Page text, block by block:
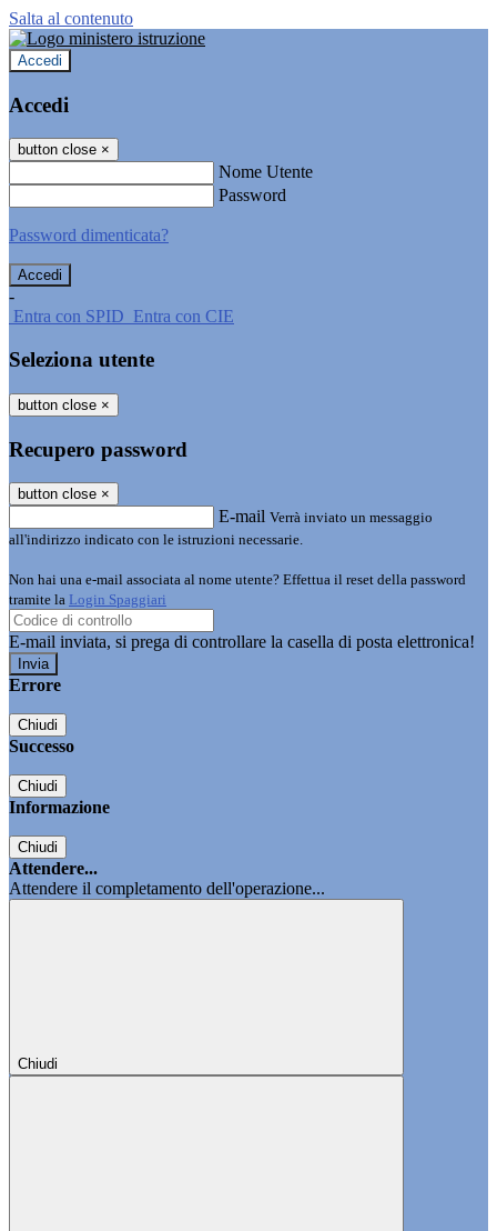
Salta al contenuto
Accedi
Accedi
button close ×
Nome Utente
Password
Password dimenticata?
-
Entra con SPID Entra con CIE
Seleziona utente
button close ×
Recupero password
button close ×
E-mail Verrà inviato un messaggio
all'indirizzo indicato con le istruzioni necessarie.
Non hai una e-mail associata al nome utente? Effettua il reset della password
tramite la Login Spaggiari
E-mail inviata, si prega di controllare la casella di posta elettronica!
Errore
Chiudi
Successo
Chiudi
Informazione
Chiudi
Attendere...
Attendere il completamento dell'operazione...
Chiudi